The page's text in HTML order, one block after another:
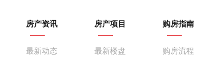
房产资讯
最新动态
房产项目
最新楼盘
购房指南
购房流程